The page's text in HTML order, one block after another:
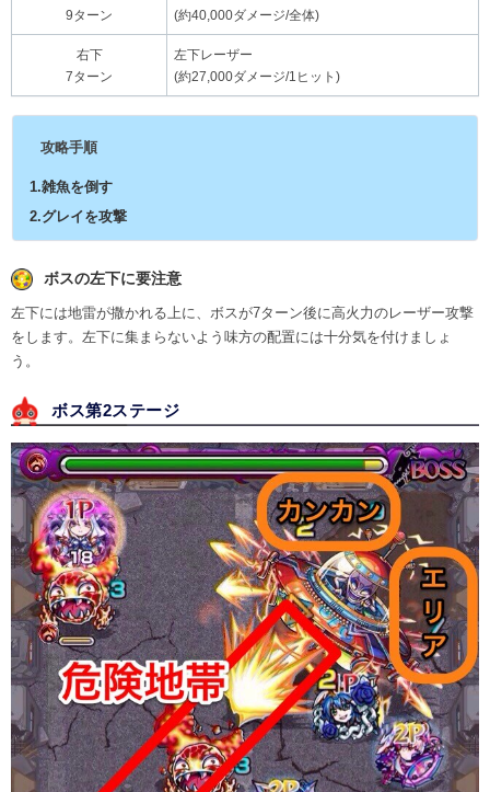
9ターン
(約40,000ダメージ/全体)
右下
7ターン
左下レーザー
(約27,000ダメージ/1ヒット)
攻略手順
1.雑魚を倒す
2.グレイを攻撃
ボスの左下に要注意
左下には地雷が撒かれる上に、ボスが7ターン後に高火力のレーザー攻撃
をします。左下に集まらないよう味方の配置には十分気を付けましょ
う。
ボス第2ステージ